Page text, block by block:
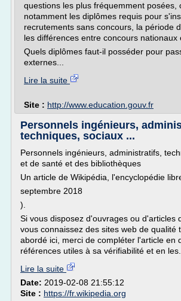
questions les plus fréquemment posées,
notamment les diplômes requis pour
recrutements sans concours, la période
les différences entre concours nationaux
Quels diplômes faut-il posséder pour
externes...
Lire la suite
Site : http://www.education.gouv.fr
Personnels ingénieurs,
techniques, sociaux ...
Personnels ingénieurs, administratifs,
et de santé et des bibliothèques
Un article de Wikipédia, l'encyclopédie
septembre 2018
).
Si vous disposez d'ouvrages ou d'articles
vous connaissez des sites web de qualité
abordé ici, merci de compléter l'article en
références utiles à sa vérifiabilité et en les...
Lire la suite
Date: 2019-02-08 21:55:12
Site : https://fr.wikipedia.org